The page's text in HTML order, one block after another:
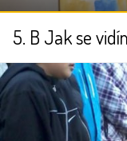
5. B Jak se